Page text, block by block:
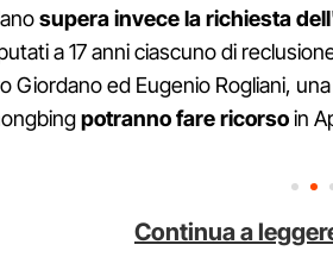
supera invece la richiesta
a 17 anni ciascuno di
Giordano ed Eugenio Rogliani,
potranno fare ricorsoin
Continua a